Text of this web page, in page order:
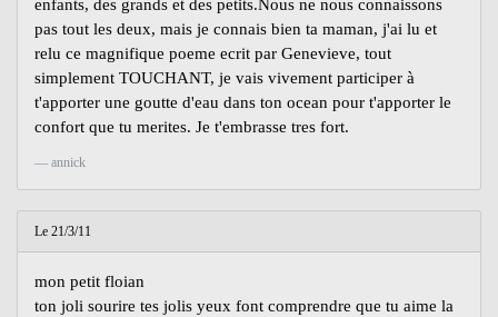
enfants, des grands et des petits.Nous ne nous connaissons
pas tout les deux, mais je connais bien ta maman, j'ai lu et
relu ce magnifique poeme ecrit par Genevieve, tout
simplement TOUCHANT, je vais vivement participer à
t'apporter une goutte d'eau dans ton ocean pour t'apporter le
confort que tu merites. Je t'embrasse tres fort.
annick
Le 21/3/11
mon petit floian
ton joli sourire tes jolis yeux font comprendre que tu aime la